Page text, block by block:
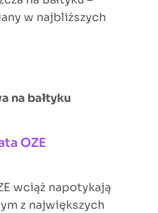
w najbliższych
na bałtyku
OZE
wciąż napotykają
z największych